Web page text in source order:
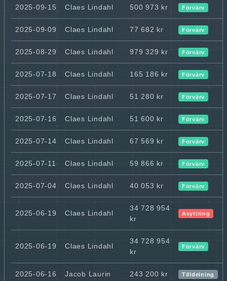
2025-09-15 Claes Lindahl 500 973 kr Förvärv
2025-09-09 Claes Lindahl 77 682 kr Förvärv
2025-08-29 Claes Lindahl 979 329 kr Förvärv
2025-07-18 Claes Lindahl 165 186 kr Förvärv
2025-07-17 Claes Lindahl 51 280 kr Förvärv
2025-07-16 Claes Lindahl 51 600 kr Förvärv
2025-07-14 Claes Lindahl 67 569 kr Förvärv
2025-07-11 Claes Lindahl 59 866 kr Förvärv
2025-07-04 Claes Lindahl 40 053 kr Förvärv
2025-06-19 Claes Lindahl
34 728 954
kr
Avyttring
2025-06-19 Claes Lindahl
34 728 954
kr
Förvärv
2025-06-16 Jacob Laurin 243 200 kr Tilldelning